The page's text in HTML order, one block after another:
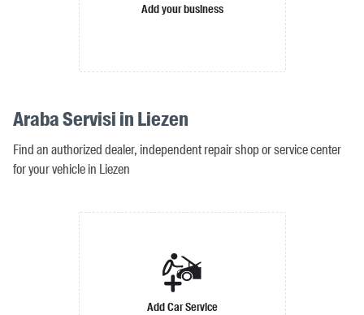
Add your business
Araba Servisi in Liezen
Find an authorized dealer, independent repair shop or service center
for your vehicle in Liezen
Add Car Service